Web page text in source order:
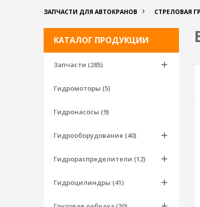
ЗАПЧАСТИ ДЛЯ АВТОКРАНОВ СТРЕЛОВАЯ
КАТАЛОГ ПРОДУКЦИИ
Запчасти (285)
Гидромоторы (5)
Гидронасосы (9)
Гидрооборудование (40)
Гидрораспределители (12)
Гидроцилиндры (41)